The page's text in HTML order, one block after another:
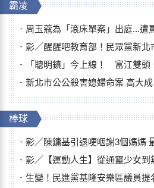
霸凌
周玉蔻為「滾床單案」出庭...遭罵妖孽下地
影／醒醒吧教育部！民眾黨新北市議員參選
「聰明鎮」今上線！ 富江雙頭、
新北市公公殺害媳婦命案 高大成：
棒球
影／陳鏞基引退哽咽謝3個媽媽
影／【運動人生】從通靈少女到無任所大使
生變！民進黨基隆安樂區議員提名人黃